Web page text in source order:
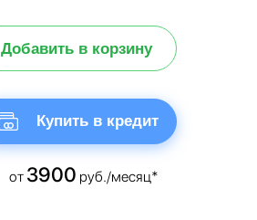
Добавить в корзину
Купить в кредит
от 3900 руб./месяц*